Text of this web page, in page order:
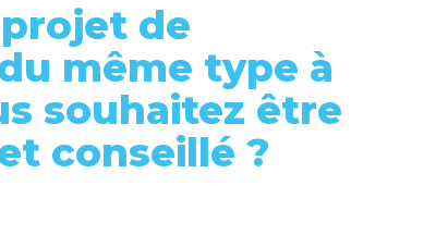
de
même type à
souhaitez être
conseillé ?